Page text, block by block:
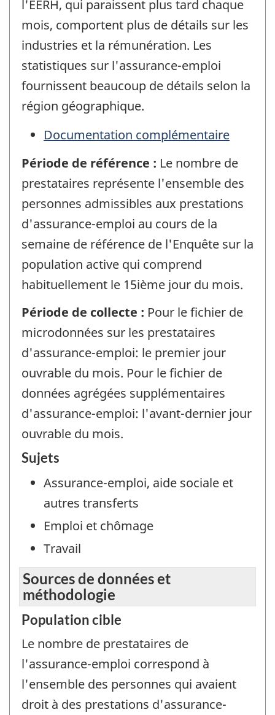
l'EERH, qui paraissent plus tard chaque
mois, comportent plus de détails sur les
industries et la rémunération. Les
statistiques sur l'assurance-emploi
fournissent beaucoup de détails selon la
région géographique.
Documentation complémentaire
Période de référence : Le nombre de
prestataires représente l'ensemble des
personnes admissibles aux prestations
d'assurance-emploi au cours de la
semaine de référence de l'Enquête sur la
population active qui comprend
habituellement le 15ième jour du mois.
Période de collecte : Pour le fichier de
microdonnées sur les prestataires
d'assurance-emploi: le premier jour
ouvrable du mois. Pour le fichier de
données agrégées supplémentaires
d'assurance-emploi: l'avant-dernier jour
ouvrable du mois.
Sujets
Assurance-emploi, aide sociale et
autres transferts
Emploi et chômage
Travail
Sources de données et
méthodologie
Population cible
Le nombre de prestataires de
l'assurance-emploi correspond à
l'ensemble des personnes qui avaient
droit à des prestations d'assurance-